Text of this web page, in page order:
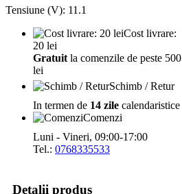
Tensiune (V): 11.1
Cost livrare:
20 lei
Gratuit la comenzile de peste 500
lei
Schimb / Retur
In termen de 14 zile calendaristice
Comenzi
Luni - Vineri, 09:00-17:00
Tel.: 0768335533
Detalii produs